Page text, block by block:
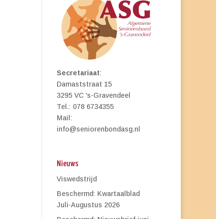
Secretariaat:
Damaststraat 15
3295 VC 's-Gravendeel
Tel.: 078 6734355
Mail:
info@seniorenbondasg.nl
Nieuws
Viswedstrijd
Beschermd: Kwartaalblad
Juli-Augustus 2026